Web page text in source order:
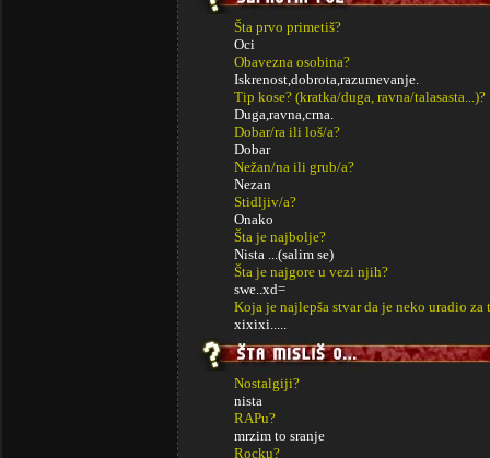
Šta prvo primetiš?
Oci
Obavezna osobina?
Iskrenost,dobrota,razumevanje.
Tip kose? (kratka/duga, ravna/talasasta...)?
Duga,ravna,crna.
Dobar/ra ili loš/a?
Dobar
Nežan/na ili grub/a?
Nezan
Stidljiv/a?
Onako
Šta je najbolje?
Nista ...(salim se)
Šta je najgore u vezi njih?
swe..xd=
Koja je najlepša stvar da je neko uradio za
xixixi.....
Nostalgiji?
nista
RAPu?
mrzim to sranje
Rocku?